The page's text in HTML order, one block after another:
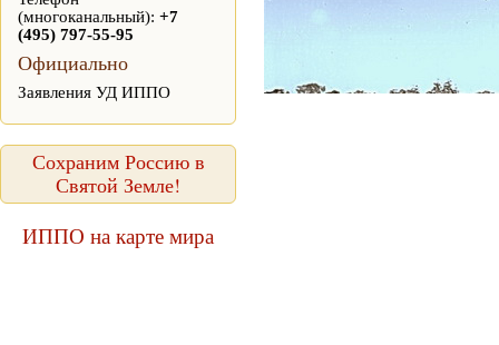
(многоканальный): +7
(495) 797-55-95
Официально
Заявления УД ИППО
Сохраним Россию в
Святой Земле!
ИППО на карте мира